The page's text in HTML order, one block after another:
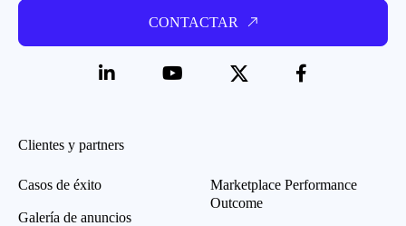
CONTACTAR
Clientes y partners
Casos de éxito
Galería de anuncios
Marketplace Performance
Outcome